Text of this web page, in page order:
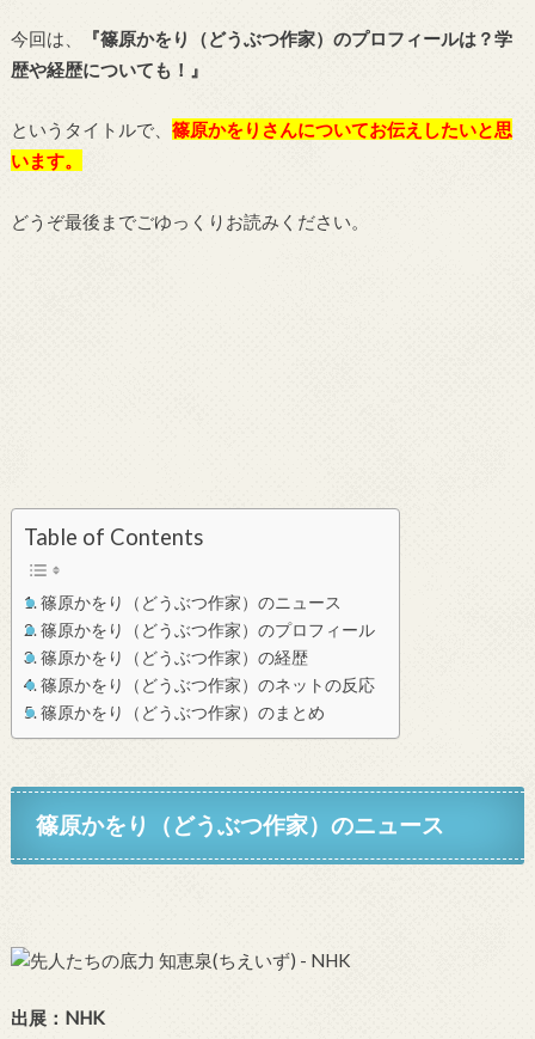
今回は、
『篠原かをり（どうぶつ作家）のプロフィールは？学
歴や経歴についても！』
というタイトルで、 篠原かをりさんについてお伝えしたいと思
います。
どうぞ最後までごゆっくりお読みください。
Table of Contents
篠原かをり（どうぶつ作家）のニュース
篠原かをり（どうぶつ作家）のプロフィール
篠原かをり（どうぶつ作家）の経歴
篠原かをり（どうぶつ作家）のネットの反応
篠原かをり（どうぶつ作家）のまとめ
篠原かをり（どうぶつ作家）のニュース
出展：NHK